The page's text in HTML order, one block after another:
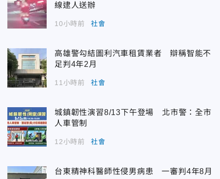
線逮人送辦
10小時前 社會
高雄警勾結圖利汽車租賃業者 辯稱智能不
足判4年2月
11小時前 社會
城鎮韌性演習8/13下午登場 北市警：全市
人車管制
12小時前 社會
台東精神科醫師性侵男病患 一審判4年8月